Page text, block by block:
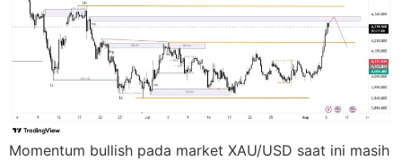
Momentum bullish pada market XAU/USD saat ini masih